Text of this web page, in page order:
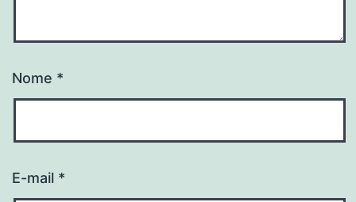
Nome *
E-mail *